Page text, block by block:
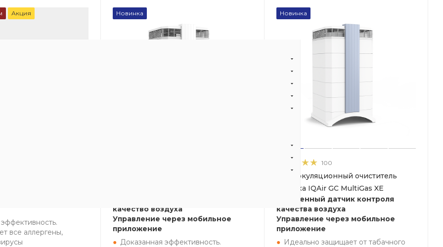
Акция
все аллергены,
Новинка
качество воздуха
Управление через мобильное
приложение
Доказанная эффективность.
Новинка
100
Рециркуляционный очиститель
воздуха IQAir GC MultiGas XE
Встроенный датчик контроля
качества воздуха
Управление через мобильное
приложение
Идеально защищает от табачного